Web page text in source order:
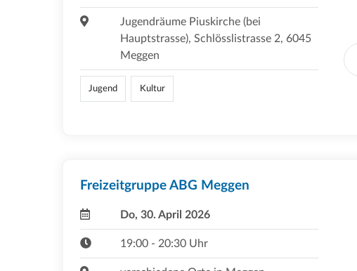
Jugendräume Piuskirche (bei
Hauptstrasse), Schlösslistrasse 2, 6045
Meggen
Jugend Kultur
Freizeitgruppe ABG Meggen
Do, 30. April 2026
19:00 - 20:30 Uhr